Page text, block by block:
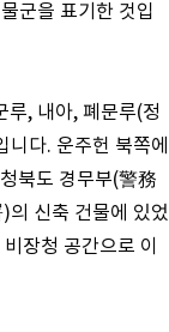
군을 표기한 것입
, 내아, 폐문루(정
다. 운주헌 북쪽에
북도 경무부(警務
의 신축 건물에 있었
장청 공간으로 이